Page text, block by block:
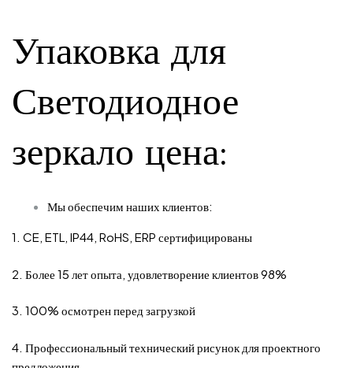
Упаковка для
Светодиодное
зеркало цена:
Мы обеспечим наших клиентов:
1. CE, ETL, IP44, RoHS, ERP сертифицированы
2. Более 15 лет опыта, удовлетворение клиентов 98%
3. 100% осмотрен перед загрузкой
4. Профессиональный технический рисунок для проектного